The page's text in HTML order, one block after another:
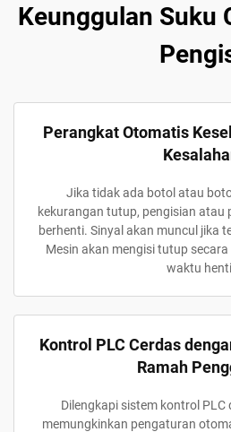
Keunggulan Suku
Perangkat Otomatis
Jika tidak ada botol atau
kekurangan tutup, pengisian atau
berhenti. Sinyal akan muncul jika
Mesin akan mengisi tutup
waktu
Kontrol PLC Cerdas
Ramah
Dilengkapi sistem kontrol
memungkinkan pengaturan